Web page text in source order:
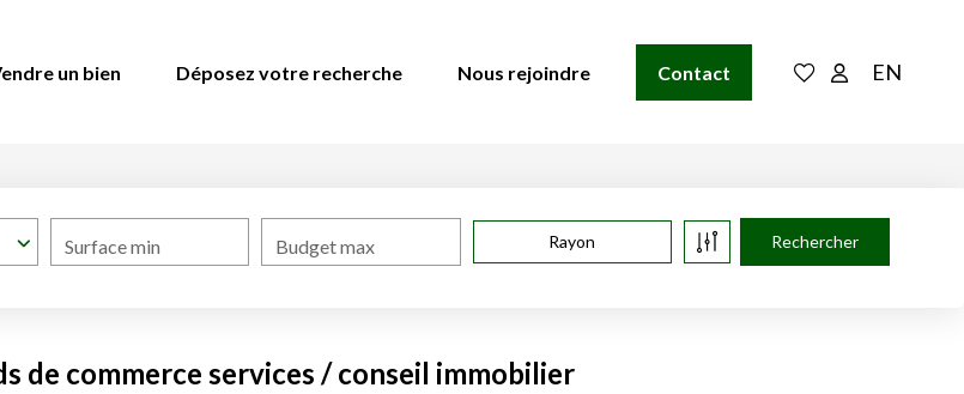
un bien Déposez votre recherche Nous rejoindre Contact EN
Surface min Budget max Rayon
de commerce services / conseil immobilier